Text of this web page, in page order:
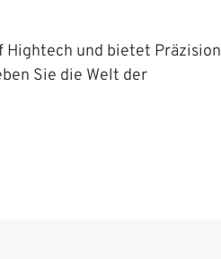
Hightech und bietet Präzision
Sie die Welt der